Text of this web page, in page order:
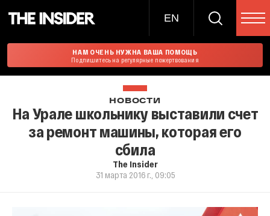
EN
НАМ ОЧЕНЬ НУЖНА ВАША ПОМОЩЬ
Подпишитесь на регулярные пожертвования
НОВОСТИ
На Урале школьнику выставили счет
за ремонт машины, которая его
сбила
The Insider
31 марта 2016 г., 09:05